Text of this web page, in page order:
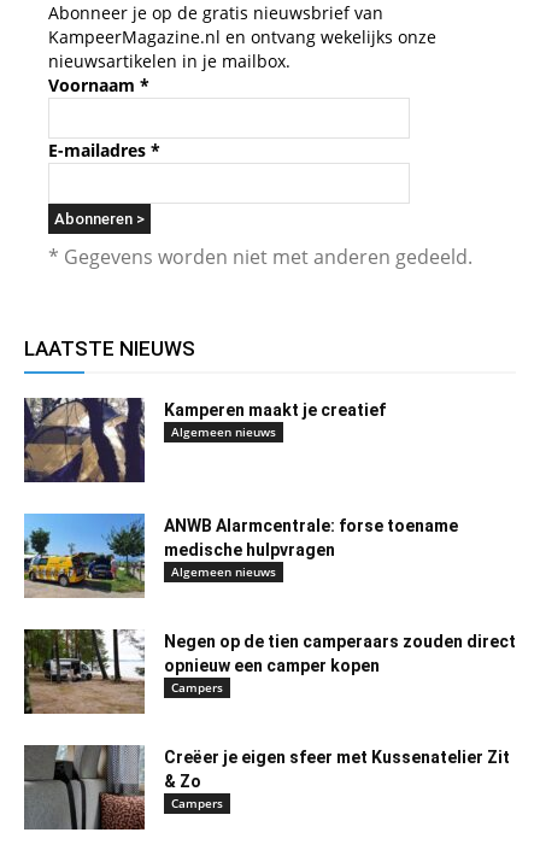
Abonneer je op de gratis nieuwsbrief van
KampeerMagazine.nl en ontvang wekelijks onze
nieuwsartikelen in je mailbox.
Voornaam *
E-mailadres *
* Gegevens worden niet met anderen gedeeld.
LAATSTE NIEUWS
Kamperen maakt je creatief
Algemeen nieuws
ANWB Alarmcentrale: forse toename
medische hulpvragen
Algemeen nieuws
Negen op de tien camperaars zouden direct
opnieuw een camper kopen
Campers
Creëer je eigen sfeer met Kussenatelier Zit
& Zo
Campers